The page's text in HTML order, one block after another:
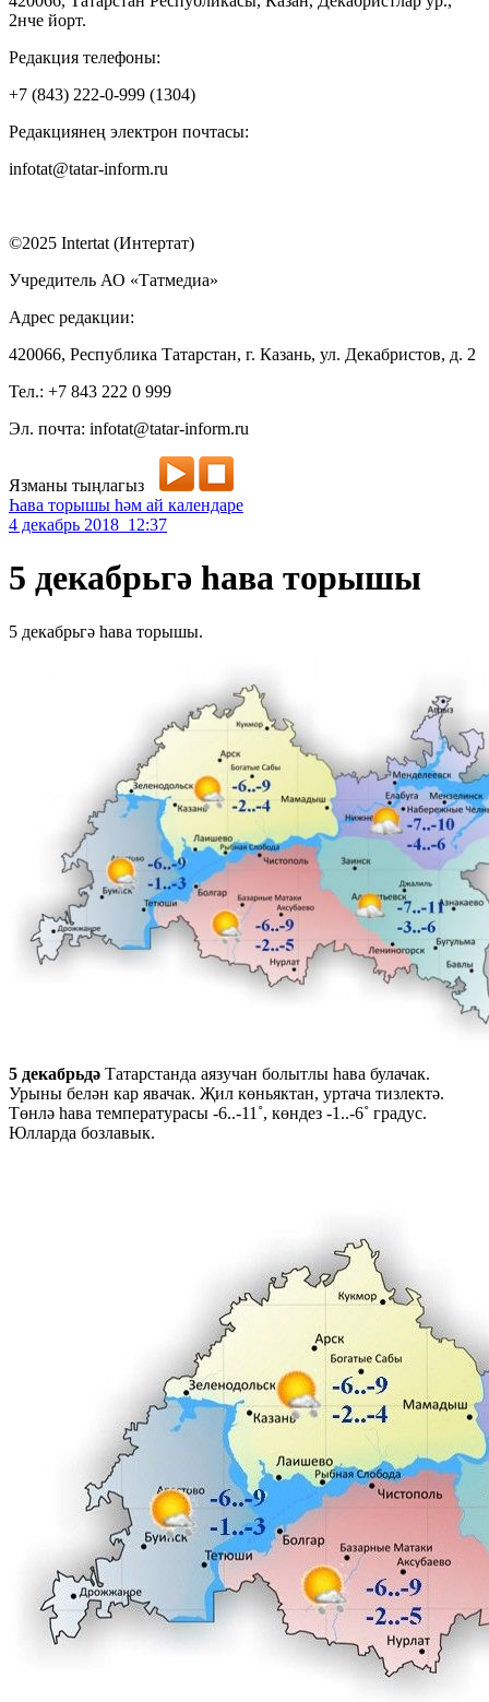
2нче йорт.
Редакция телефоны:
+7 (843) 222-0-999 (1304)
Редакциянең электрон почтасы:
infotat@tatar-inform.ru
©2025 Intertat (Интертат)
Учредитель АО «Татмедиа»
Адрес редакции:
420066, Республика Татарстан, г. Казань, ул. Декабристов, д. 2
Тел.: +7 843 222 0 999
Эл. почта: infotat@tatar-inform.ru
Язманы тыңлагыз
Һава торышы һәм ай календаре
4 декабрь 2018 12:37
5 декабрьгә һава торышы
5 декабрьгә һава торышы.
5 декабрьдә Татарстанда аязучан болытлы һава булачак.
Урыны белән кар явачак. Җил көньяктан, уртача тизлектә.
Төнлә һава температурасы -6..-11˚, көндез -1..-6˚ градус.
Юлларда бозлавык.